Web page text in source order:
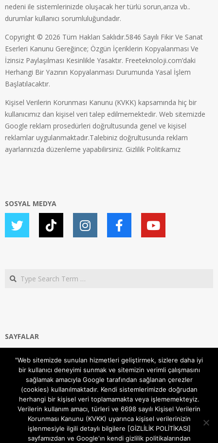
nedeni ile sistemlerinizde oluşacak her türlü sorun,arıza vb..
durumlar kullanıcı sorumluluğundadır.
Copyright © 2026 Tüm Hakları Saklıdır.5846 Sayılı Fikir Ve Sanat
Eserleri Kanunu Gereğince; Özgün İçeriklerin Kopyalanması Ve
İzinsiz Paylaşılması Kesinlikle Yasaktır. Freeteknoloji.com’daki
Herhangi Bir Yazının Kopyalanması Durumunda Yasal İşlem
Başlatılacaktır.
Kişisel Verilerin Korunması Kanunu (KVKK) kapsamında hiç bir
kullanıcımız dan kişisel veri talep edilmemektedir. Web sitemizde
Google reklam prosedürleri doğrultusunda genel ve kişisel
reklamlar uygulanmaktadır.Talebiniz doğrultusunda reklam
ayarlarınızda düzenleme yapabilirsiniz. Gizlilik Politikamız
SOSYAL MEDYA
Search
SAYFALAR
Gizlilik ve Çerezler (Cookies) Politikası
Hakkımızda
İletişim Kanalları
MODEM KURULUM
TEKNİK DESTEK
TELEVİZYON SİSTEMLERİ
"Web sitemizde sunulan hizmetleri geliştirmek, sizlere daha iyi
bir kullanıcı deneyimi sunmak ve sitemizin verimli çalışmasını
sağlamak amacıyla Google tarafından sağlanan çerezler
(cookies) kullanılmaktadır. Kendi sistemlerimizde doğrudan
herhangi bir kişisel veri toplamamakta veya işlememekteyiz.
Verilerin kullanım amacı, türleri ve 6698 sayılı Kişisel Verilerin
Korunması Kanunu (KVKK) uyarınca kişisel verilerinizin
işlenmesiyle ilgili detaylı bilgilere [GİZLİLİK POLİTİKASI]
sayfamızdan ve Google'ın kendi gizlilik politikalarından